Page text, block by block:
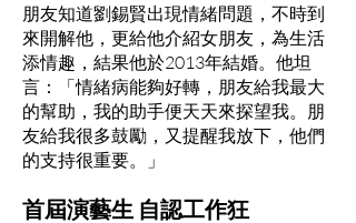
朋友知道劉錫賢出現情緒問題，不時到
來開解他，更給他介紹女朋友，為生活
添情趣，結果他於2013年結婚。他坦
言：「情緒病能夠好轉，朋友給我最大
的幫助，我的助手便天天來探望我。朋
友給我很多鼓勵，又提醒我放下，他們
的支持很重要。」
首屆演藝生 自認工作狂